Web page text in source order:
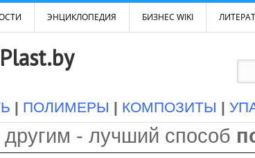
ЭНЦИКЛОПЕДИЯ БИЗНЕС WIKI
| ПОЛИМЕРЫ | КОМПОЗИТЫ |
- лучший способ